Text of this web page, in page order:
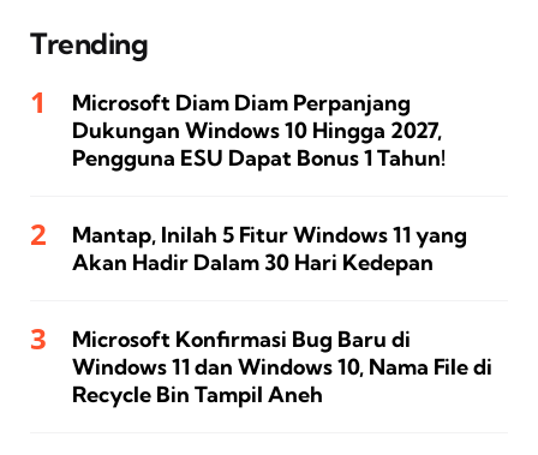
Trending
Microsoft Diam Diam Perpanjang
Dukungan Windows 10 Hingga 2027,
Pengguna ESU Dapat Bonus 1 Tahun!
Mantap, Inilah 5 Fitur Windows 11 yang
Akan Hadir Dalam 30 Hari Kedepan
Microsoft Konfirmasi Bug Baru di
Windows 11 dan Windows 10, Nama File di
Recycle Bin Tampil Aneh